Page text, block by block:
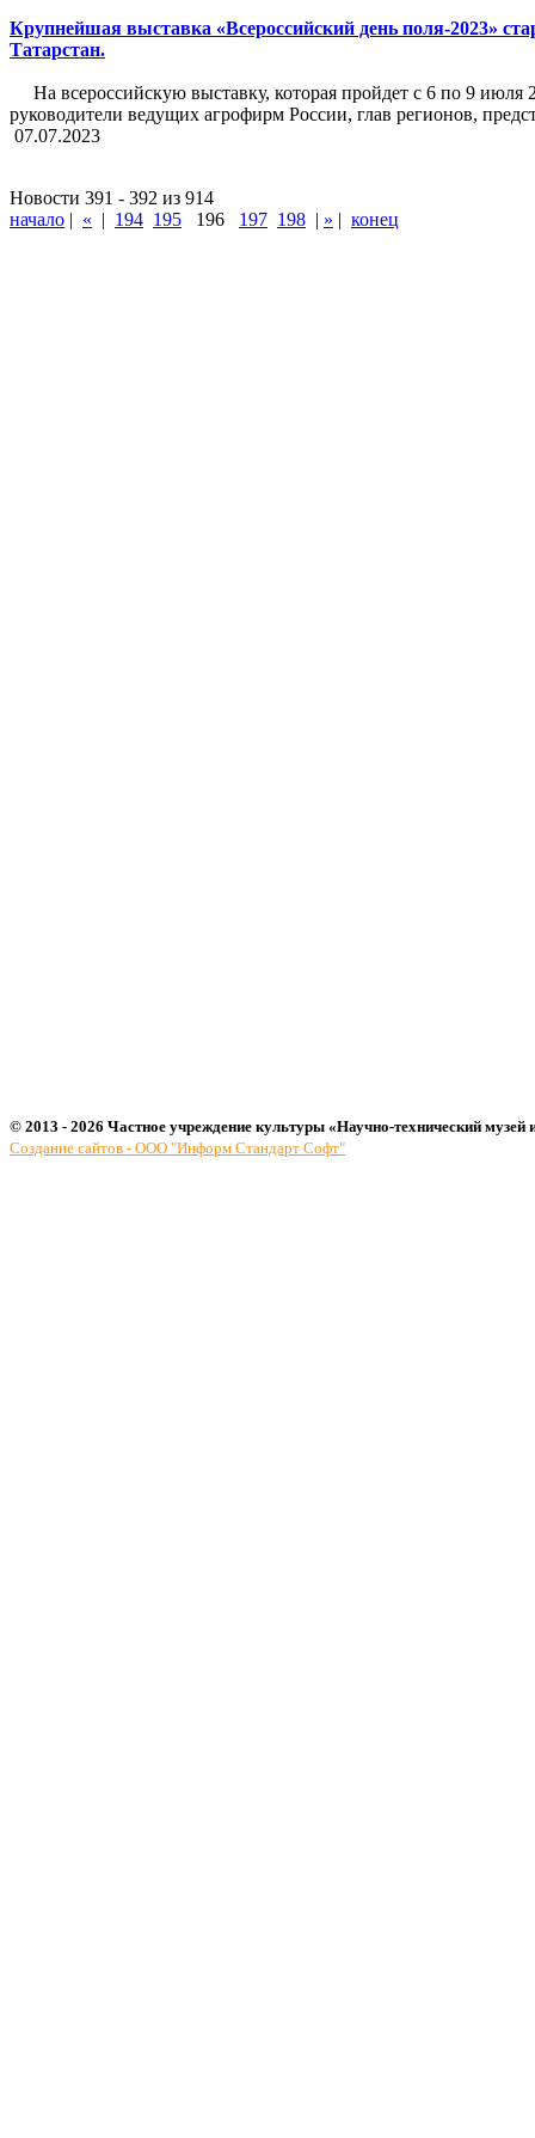
Крупнейшая выставка «Всероссийский день поля-2023»
Татарстан.
На всероссийскую выставку, которая пройдет с 6 по 9 июля
руководители ведущих агрофирм России, глав регионов,
07.07.2023
Новости 391 - 392 из 914
начало | « | 194 195 196 197 198 | » | конец
© 2013 - 2026 Частное учреждение культуры «Научно-технический музей
Создание сайтов - ООО "Информ Стандарт Софт"